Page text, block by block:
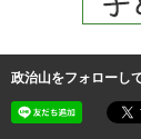
政治山をフォローし